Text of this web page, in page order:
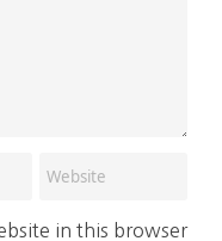
in this browser